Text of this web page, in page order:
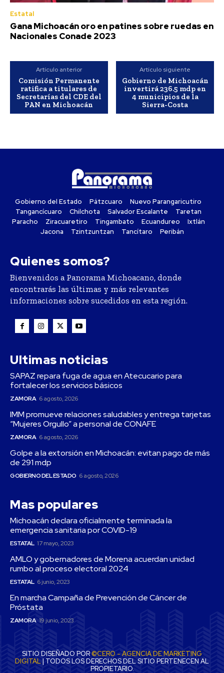
Estatal
Gana Michoacán oro en patines sobre ruedas en
Nacionales Conade 2023
Artículo anterior
Comisión Permanente
ratifica a titulares de
Secretarías del CDE del
PAN en Michoacán
Artículo siguiente
Gobierno de Michoacán
invertirá 236.5 mdp en
4 municipios de la
Sierra-Costa
Gobierno del Estado Pátzcuaro
Nuevo Parangaricutiro
Tangancícuaro
Chilchota Salvador Escalante
Taretan
Paracho
Ziracuaretiro Tingambato Ecuandureo
Ixtlán
Jacona
Tzintzuntzan Tancítaro Peribán
Quienes somos?
Bienvenidos a Panorama Michoacano, donde
encontrarás las últimas y más relevantes
informaciones sobre sucedidos en esta región.
Ultimas noticias
SAPAZ repara fuga de agua en Atecucario para
fortalecer los servicios básicos
ZAMORA 6 agosto, 2026
IMM promueve relaciones saludables y entrega tarjetas
“Mujeres Orgullo” a personal de CONAFE
ZAMORA 6 agosto, 2026
Golpe a la extorsión en Michoacán: evitan pago de más
de 291 mdp
GOBIERNO DEL ESTADO 6 agosto, 2026
Mas populares
Michoacán declara oficialmente terminada la
emergencia sanitaria por COVID-19
ESTATAL 17 mayo, 2023
AMLO y gobernadores de Morena acuerdan unidad
rumbo al proceso electoral 2024
ESTATAL 6 junio, 2023
En marcha Campaña de Prevención de Cáncer de
Próstata
ZAMORA 19 junio, 2023
SITIO DISEÑADO POR©CERO - AGENCIA DE MARKETING
DIGITAL| TODOS LOS DERECHOS DEL SITIO PERTENECEN AL
PROPIETARIO.